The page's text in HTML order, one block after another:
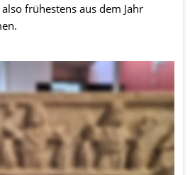
frühestens aus dem Jahr
nimmt die Darstellung
ein. Es handelt sich dabei
Kunst beliebte Szene aus
lässt ein goldenes
zwingt seine Untertanen, es
Männer weigern sich und
glühenden Ofen geworfen.